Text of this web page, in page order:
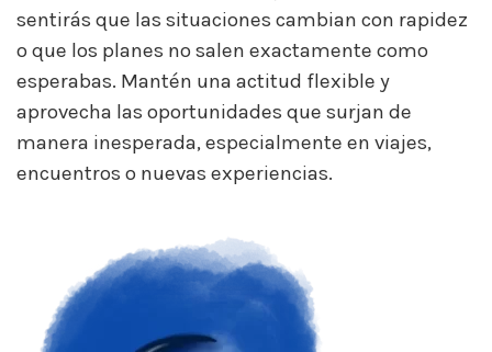
sentirás que las situaciones cambian con rapidez
o que los planes no salen exactamente como
esperabas. Mantén una actitud flexible y
aprovecha las oportunidades que surjan de
manera inesperada, especialmente en viajes,
encuentros o nuevas experiencias.